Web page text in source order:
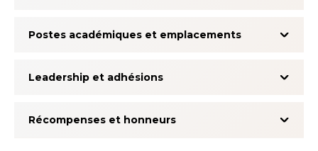
Postes académiques et emplacements
Leadership et adhésions
Récompenses et honneurs